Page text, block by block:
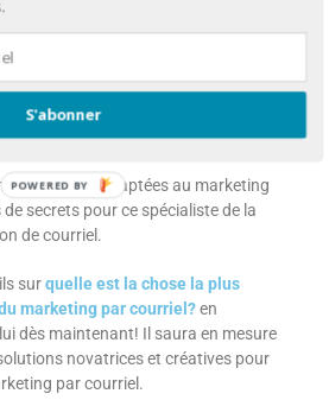
obtenir des
adaptées au marketing
de secrets pour ce spécialiste de la
de courriel.
surquelle est la chose la plus
marketing par courriel?en
dès maintenant! Il saura en mesure
novatrices et créatives pour
par courriel.
S'abonner
POWERED BY